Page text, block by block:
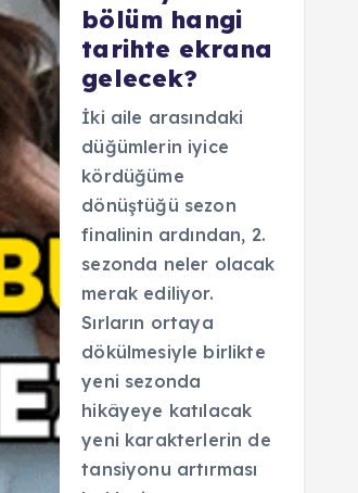
bölüm hangi
tarihte ekrana
gelecek?
İki aile arasındaki
düğümlerin iyice
kördüğüme
dönüştüğü sezon
finalinin ardından, 2.
sezonda neler olacak
merak ediliyor.
Sırların ortaya
dökülmesiyle birlikte
yeni sezonda
hikâyeye katılacak
yeni karakterlerin de
tansiyonu artırması